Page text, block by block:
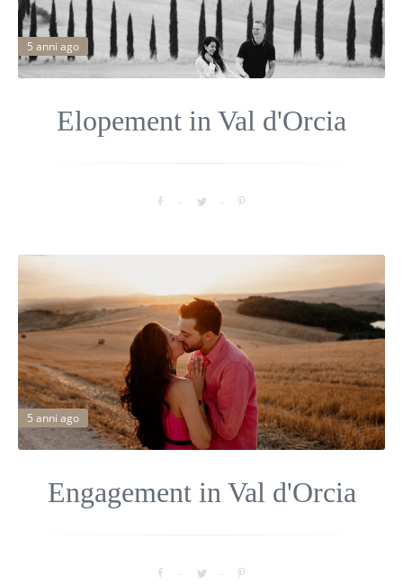
5 anni ago
Elopement in Val d'Orcia
5 anni ago
Engagement in Val d'Orcia